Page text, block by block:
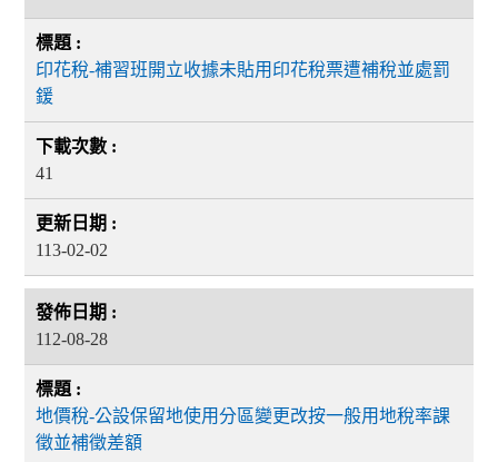
印花稅-補習班開立收據未貼用印花稅票遭補稅並處罰
鍰
41
113-02-02
112-08-28
地價稅-公設保留地使用分區變更改按一般用地稅率課
徵並補徵差額